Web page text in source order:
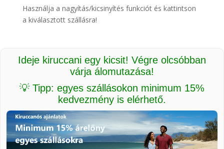
Használja a nagyítás/kicsinyítés funkciót és kattintson
a kiválasztott szállásra!
Ideje kiruccani egy kicsit! Végre olcsóbban
várja álomutazása!
💡 Tipp: egyes szállásokon minimum 15%
kedvezmény is elérhető.